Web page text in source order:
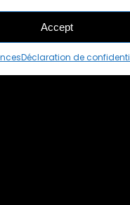
Accept
Déclaration de